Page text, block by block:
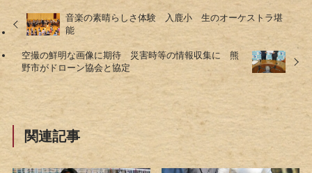
音楽の素晴らしさ体験 入鹿小 生のオーケストラ堪
能
空撮の鮮明な画像に期待 災害時等の情報収集に 熊
野市がドローン協会と協定
関連記事